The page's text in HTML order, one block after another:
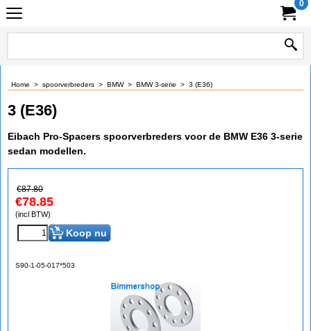
0
Home > spoorverbreders > BMW> BMW 3-serie > 3 (E36)
3 (E36)
Eibach Pro-Spacers spoorverbreders voor de BMW E36 3-serie
sedan modellen.
€87.80
€78.85
(incl BTW)
Koop nu
S90-1-05-017*503